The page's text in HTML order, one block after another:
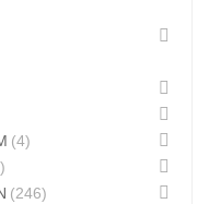
(4)
(246)